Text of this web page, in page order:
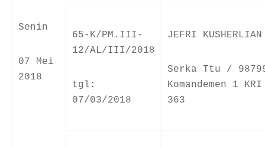
Senin
07 Mei
2018
65-K/PM.III-
12/AL/III/2018
tgl:
07/03/2018
JEFRI KUSHERLIAN
Serka Ttu /
Komandemen 1
363